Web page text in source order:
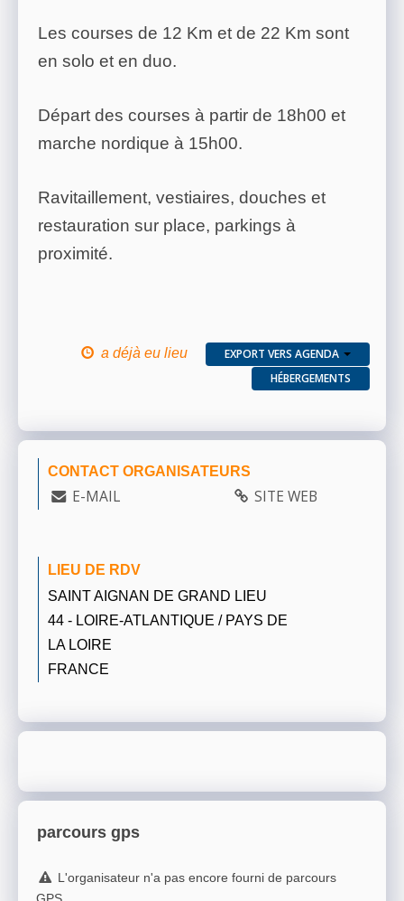
Les courses de 12 Km et de 22 Km sont
en solo et en duo.
Départ des courses à partir de 18h00 et
marche nordique à 15h00.
Ravitaillement, vestiaires, douches et
restauration sur place, parkings à
proximité.
a déjà eu lieu
EXPORT VERS AGENDA
HÉBERGEMENTS
CONTACT ORGANISATEURS
E-MAIL SITE WEB
LIEU DE RDV
SAINT AIGNAN DE GRAND LIEU
44 - LOIRE-ATLANTIQUE / PAYS DE
LA LOIRE
FRANCE
parcours gps
L'organisateur n'a pas encore fourni de parcours